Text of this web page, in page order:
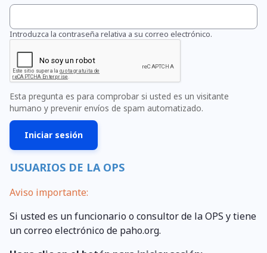
Introduzca la contraseña relativa a su correo electrónico.
Esta pregunta es para comprobar si usted es un visitante
humano y prevenir envíos de spam automatizado.
USUARIOS DE LA OPS
Aviso importante:
Si usted es un funcionario o consultor de la OPS y tiene
un correo electrónico de paho.org.